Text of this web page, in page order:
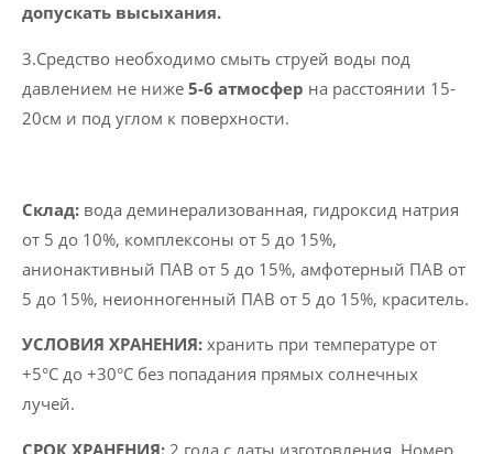
допускать высыхания.
3.Средство необходимо смыть струей воды под
давлением не ниже 5-6 атмосфер на расстоянии 15-
20см и под углом к ​​поверхности.
Cклад: вода деминерализованная, гидроксид натрия
от 5 до 10%, комплексоны от 5 до 15%,
анионактивный ПАВ от 5 до 15%, амфотерный ПАВ от
5 до 15%, неионногенный ПАВ от 5 до 15%, краситель.
УСЛОВИЯ ХРАНЕНИЯ: хранить при температуре от
+5°C до +30°C без попадания прямых солнечных
лучей.
СРОК ХРАНЕНИЯ: 2 года с даты изготовления. Номер